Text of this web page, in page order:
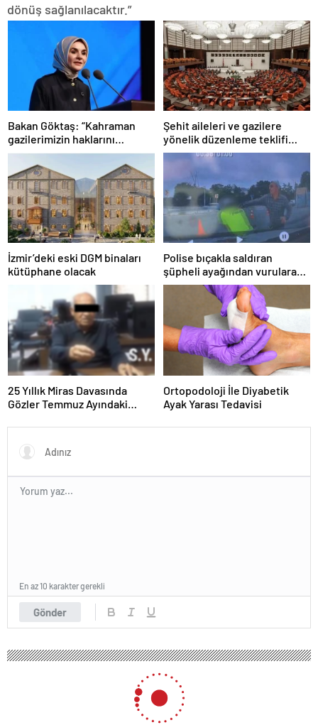
dönüş sağlanılacaktır.”
Bakan Göktaş: “Kahraman
gazilerimizin haklarını
güçlendiren yeni bir dönemin
kapılarını aralıyoruz”
Şehit aileleri ve gazilere
yönelik düzenleme teklifi
Meclis’te kabul edildi
İzmir’deki eski DGM binaları
kütüphane olacak
Polise bıçakla saldıran
şüpheli ayağından vurularak
yakalandı
25 Yıllık Miras Davasında
Gözler Temmuz Ayındaki
Ortopodoloji İle Diyabetik
Ayak Yarası Tedavisi
Gönder
En az 10 karakter gerekli